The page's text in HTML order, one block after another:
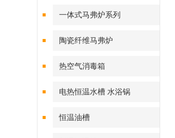
一体式马弗炉系列
陶瓷纤维马弗炉
热空气消毒箱
电热恒温水槽 水浴锅
恒温油槽